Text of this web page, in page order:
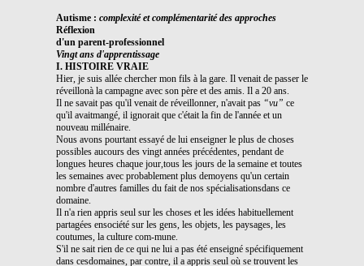
Autisme : complexité et complémentarité des approches
Réflexion
d'un parent-professionnel
Vingt ans d'apprentissage
I. HISTOIRE VRAIE
Hier, je suis allée chercher mon fils à la gare. Il venait de passer le
réveillonà la campagne avec son père et des amis. Il a 20 ans.
Il ne savait pas qu'il venait de réveillonner, n'avait pas “vu” ce
qu'il avaitmangé, il ignorait que c'était la fin de l'année et un
nouveau millénaire.
Nous avons pourtant essayé de lui enseigner le plus de choses
possibles aucours des vingt années précédentes, pendant de
longues heures chaque jour,tous les jours de la semaine et toutes
les semaines avec probablement plus demoyens qu'un certain
nombre d'autres familles du fait de nos spécialisationsdans ce
domaine.
Il n'a rien appris seul sur les choses et les idées habituellement
partagées ensociété sur les gens, les objets, les paysages, les
coutumes, la culture com-mune.
S'il ne sait rien de ce qui ne lui a pas été enseigné spécifiquement
dans cesdomaines, par contre, il a appris seul où se trouvent les